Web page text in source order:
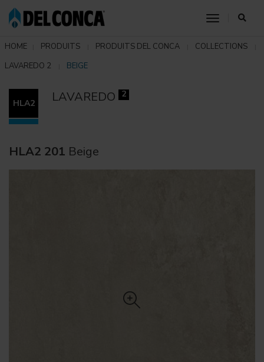
toggle
HOME PRODUITS PRODUITS DEL CONCA
COLLECTIONS
LAVAREDO 2
BEIGE
HLA2 LAVAREDO 2
HLA2 201 Beige